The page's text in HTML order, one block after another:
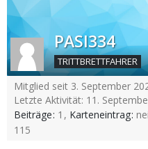
PASI334
TRITTBRETTFAHRER
Mitglied seit 3. September
Letzte Aktivität: 11.
Beiträge 1 Karteneintrag
115